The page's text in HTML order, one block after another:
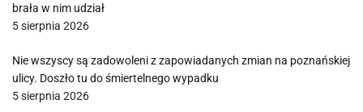
brała w nim udział
5 sierpnia 2026
Nie wszyscy są zadowoleni z zapowiadanych zmian na poznańskiej
ulicy. Doszło tu do śmiertelnego wypadku
5 sierpnia 2026